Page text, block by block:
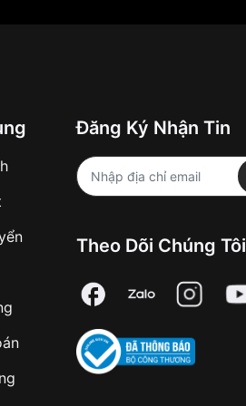
Đăng Ký Nhận Tin
Theo Dõi Chúng Tôi